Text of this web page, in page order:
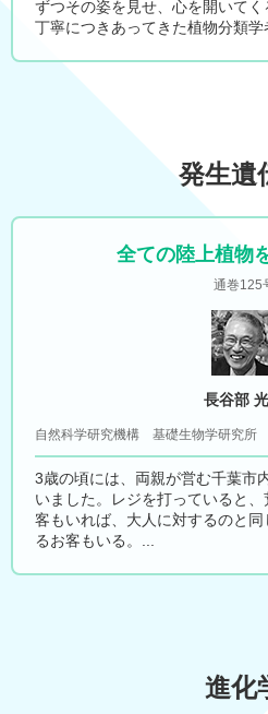
ずつその姿を見せ、心を開いてく
丁寧につきあってきた植物分類学
発生遺
全ての陸上植物
通巻125
長谷部
自然科学研究機構 基礎生物学研究
3歳の頃には、両親が営む千葉市
いました。レジを打っていると
客もいれば、大人に対するのと
るお客もいる。...
進化